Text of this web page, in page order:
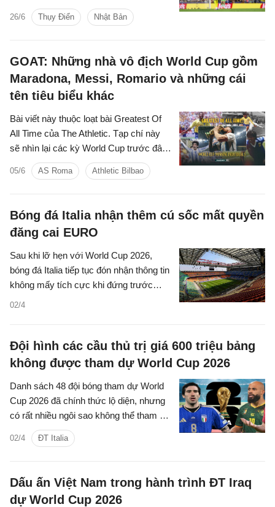
khi có được trận hòa 1-1 trước Nhật
Bản để tiến vào vòng knock-out.
26/6 Thụy Điển Nhật Bản
GOAT: Những nhà vô địch World Cup gồm
Maradona, Messi, Romario và những cái
tên tiêu biểu khác
Bài viết này thuộc loạt bài Greatest Of
All Time của The Athletic. Tạp chí này
sẽ nhìn lại các kỳ World Cup trước đây
và xác định những gương mặt vĩ đại
nhất trong nhiều hạng mục khác nhau.
tay World Cup đáng nhớ nhất.
05/6 AS Roma Athletic Bilbao
Bóng đá Italia nhận thêm cú sốc mất quyền
đăng cai EURO
Sau khi lỡ hẹn với World Cup 2026,
bóng đá Italia tiếp tục đón nhận thông tin
không mấy tích cực khi đứng trước
nguy cơ không thể đồng đăng cai UEFA
02/4
Đội hình các cầu thủ trị giá 600 triệu bảng
không được tham dự World Cup 2026
Danh sách 48 đội bóng tham dự World
Cup 2026 đã chính thức lộ diện, nhưng
có rất nhiều ngôi sao không thể tham dự
giải đấu ở Hè năm nay.
02/4 ĐT Italia
Dấu ấn Việt Nam trong hành trình ĐT Iraq
dự World Cup 2026